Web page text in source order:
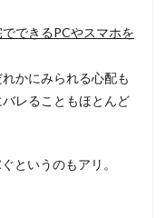
できるPCやスマホを
かにみられる心配も
レることもほとんど
というのもアリ。